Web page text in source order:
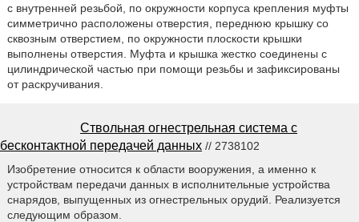
с внутренней резьбой, по окружности корпуса крепления муфты
симметрично расположены отверстия, переднюю крышку со
сквозным отверстием, по окружности плоскости крышки
выполнены отверстия. Муфта и крышка жестко соединены с
цилиндрической частью при помощи резьбы и зафиксированы
от раскручивания.
Ствольная огнестрельная система с
бесконтактной передачей данных // 2738102
Изобретение относится к области вооружения, а именно к
устройствам передачи данных в исполнительные устройства
снарядов, выпущенных из огнестрельных орудий. Реализуется
следующим образом.